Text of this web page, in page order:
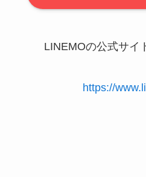
LINEMOの公式サイ
https://